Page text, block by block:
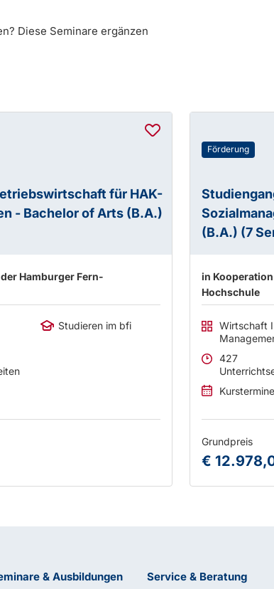
Diese Seminare ergänzen
für HAK-
- Bachelor of Arts (B.A.)
Hamburger Fern-
Studieren im bfi
Förderung
(B.A.) (7
in
Hochschule
Wirtschaft I
427
Kurstermine
Grundpreis
€
Service & Beratung
& Ausbildungen